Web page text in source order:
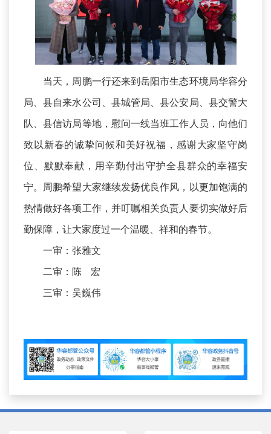
当天，周鹏一行还来到岳阳市生态环境局华容分
局、县自来水公司、县城管局、县公安局、县交警大
队、县信访局等地，慰问一线当班工作人员，向他们
致以新春的诚挚问候和美好祝福，感谢大家坚守岗
位、默默奉献，用辛勤付出守护全县群众的幸福安
宁。周鹏希望大家继续发扬优良作风，以更加饱满的
热情做好各项工作，并叮嘱相关负责人要切实做好后
勤保障，让大家度过一个温暖、祥和的春节。
一审：张雅文
二审：陈 宏
三审：吴巍伟